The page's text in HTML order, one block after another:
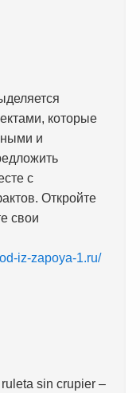
которые
и
с
Откройте
свои
iz-zapoya-1.ru/
sin crupier –